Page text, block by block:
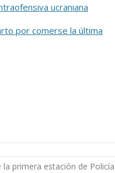
ucraniana
por comerse la última
la primera estación de Policía